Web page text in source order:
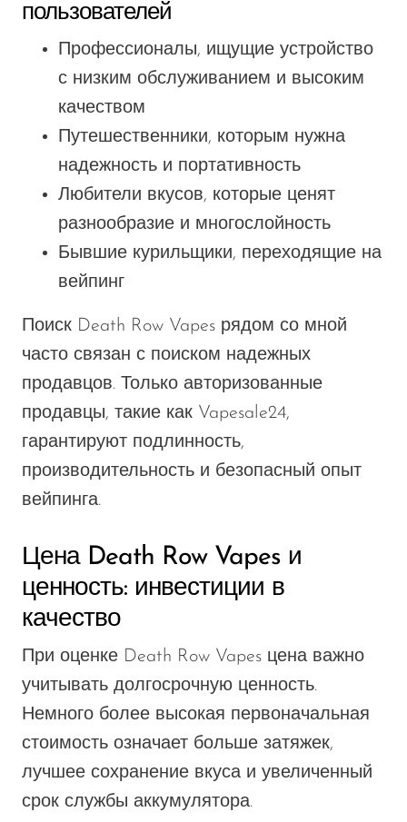
пользователей
Профессионалы, ищущие устройство
с низким обслуживанием и высоким
качеством
Путешественники, которым нужна
надежность и портативность
Любители вкусов, которые ценят
разнообразие и многослойность
Бывшие курильщики, переходящие на
вейпинг
Поиск Death Row Vapes рядом со мной
часто связан с поиском надежных
продавцов. Только авторизованные
продавцы, такие как Vapesale24,
гарантируют подлинность,
производительность и безопасный опыт
вейпинга.
Цена Death Row Vapes и
ценность: инвестиции в
качество
При оценке Death Row Vapes цена важно
учитывать долгосрочную ценность.
Немного более высокая первоначальная
стоимость означает больше затяжек,
лучшее сохранение вкуса и увеличенный
срок службы аккумулятора.